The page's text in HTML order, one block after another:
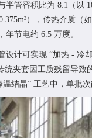
半管容积比为 8:1（以
），传热介质（
年节电约 6.5 万度。
设计可实现 “加热 - 冷
统夹套因工质残留导致
结晶” 工艺中，单批次